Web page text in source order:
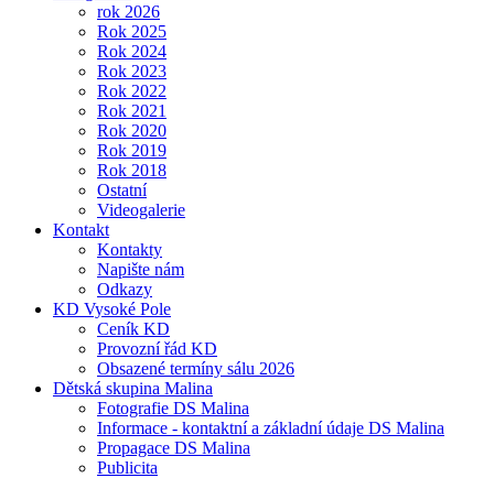
rok 2026
Rok 2025
Rok 2024
Rok 2023
Rok 2022
Rok 2021
Rok 2020
Rok 2019
Rok 2018
Ostatní
Videogalerie
Kontakt
Kontakty
Napište nám
Odkazy
KD Vysoké Pole
Ceník KD
Provozní řád KD
Obsazené termíny sálu 2026
Dětská skupina Malina
Fotografie DS Malina
Informace - kontaktní a základní údaje DS Malina
Propagace DS Malina
Publicita